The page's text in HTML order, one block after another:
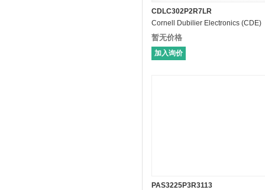
CDLC302P2R7LR
Cornell Dubilier Electronics (CDE)
暂无价格
加入询价
PAS3225P3R3113